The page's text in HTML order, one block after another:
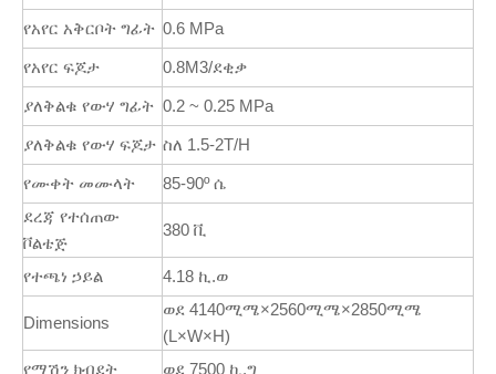
የአየር አቅርቦት ግፊት 0.6 MPa
የአየር ፍጆታ 0.8M3/ደቂቃ
ያለቅልቁ የውሃ ግፊት 0.2 ~ 0.25 MPa
ያለቅልቁ የውሃ ፍጆታ ስለ 1.5-2T/H
የሙቀት መሙላት
85-90º ሴ
ደረጃ የተሰጠው
ቮልቴጅ
380 ቪ
የተጫነ ኃይል 4.18 ኪ.ወ
Dimensions
ወደ 4140ሚሜ×2560ሚሜ×2850ሚሜ
(L×W×H)
የማሽን ክብደት
ወደ 7500 ኪ.ግ